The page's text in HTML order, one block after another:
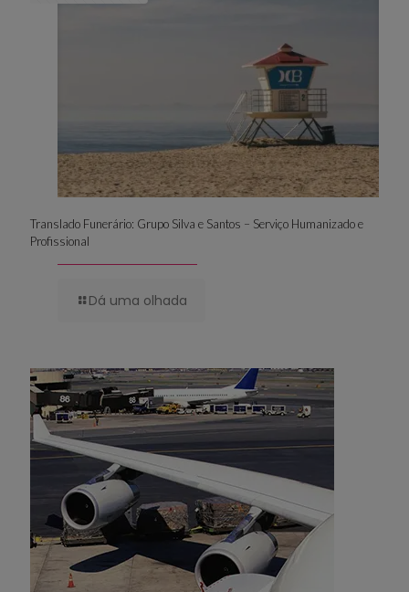
Translado Funerário: Grupo Silva e Santos – Serviço Humanizado e
Profissional
Dá uma olhada